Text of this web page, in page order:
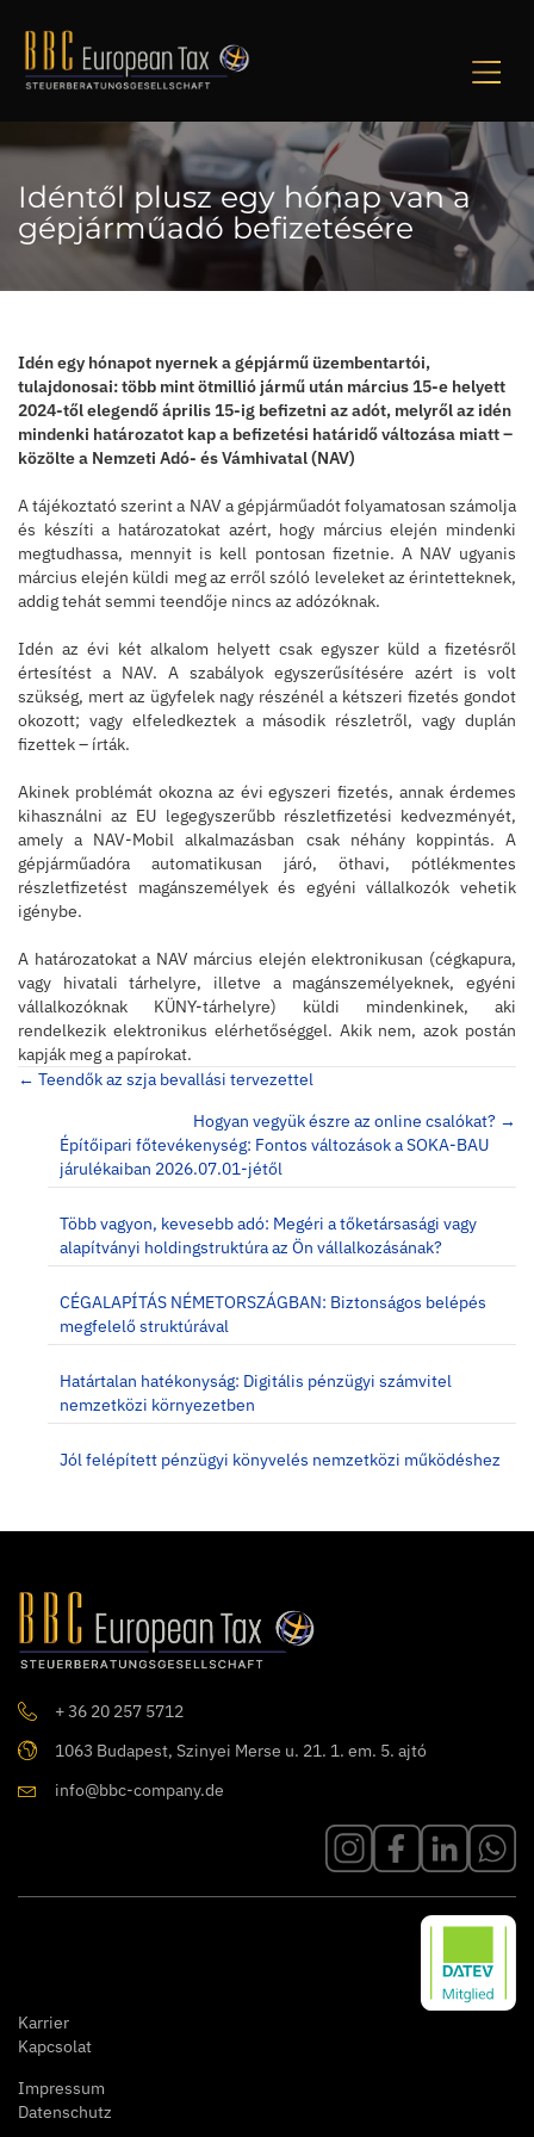
Idéntől plusz egy hónap van a
gépjárműadó befizetésére
Idén egy hónapot nyernek a gépjármű üzembentartói,
tulajdonosai: több mint ötmillió jármű után március 15-e helyett
2024-től elegendő április 15-ig befizetni az adót, melyről az idén
mindenki határozatot kap a befizetési határidő változása miatt –
közölte a Nemzeti Adó- és Vámhivatal (NAV)
A tájékoztató szerint a NAV a gépjárműadót folyamatosan számolja
és készíti a határozatokat azért, hogy március elején mindenki
megtudhassa, mennyit is kell pontosan fizetnie. A NAV ugyanis
március elején küldi meg az erről szóló leveleket az érintetteknek,
addig tehát semmi teendője nincs az adózóknak.
Idén az évi két alkalom helyett csak egyszer küld a fizetésről
értesítést a NAV. A szabályok egyszerűsítésére azért is volt
szükség, mert az ügyfelek nagy részénél a kétszeri fizetés gondot
okozott; vagy elfeledkeztek a második részletről, vagy duplán
fizettek – írták.
Akinek problémát okozna az évi egyszeri fizetés, annak érdemes
kihasználni az EU legegyszerűbb részletfizetési kedvezményét,
amely a NAV-Mobil alkalmazásban csak néhány koppintás. A
gépjárműadóra automatikusan járó, öthavi, pótlékmentes
részletfizetést magánszemélyek és egyéni vállalkozók vehetik
igénybe.
A határozatokat a NAV március elején elektronikusan (cégkapura,
vagy hivatali tárhelyre, illetve a magánszemélyeknek, egyéni
vállalkozóknak KÜNY-tárhelyre) küldi mindenkinek, aki
rendelkezik elektronikus elérhetőséggel. Akik nem, azok postán
kapják meg a papírokat.
Posts
← Teendők az szja bevallási tervezettel
Hogyan vegyük észre az online csalókat? →
Építőipari főtevékenység: Fontos változások a SOKA-BAU
járulékaiban 2026.07.01-jétől
Több vagyon, kevesebb adó: Megéri a tőketársasági vagy
alapítványi holdingstruktúra az Ön vállalkozásának?
CÉGALAPÍTÁS NÉMETORSZÁGBAN: Biztonságos belépés
megfelelő struktúrával
Határtalan hatékonyság: Digitális pénzügyi számvitel
nemzetközi környezetben
Jól felépített pénzügyi könyvelés nemzetközi működéshez
+ 36 20 257 5712
1063 Budapest, Szinyei Merse u. 21. 1. em. 5. ajtó
info@bbc-company.de
Karrier
Kapcsolat
Impressum
Datenschutz